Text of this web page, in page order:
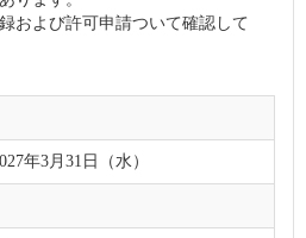
および許可申請ついて確認して
年3月31日（水）